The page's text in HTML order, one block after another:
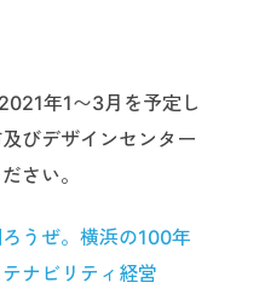
年1〜3月を予定し
びデザインセンター
さい。
うぜ。横浜の100年
ナビリティ経営